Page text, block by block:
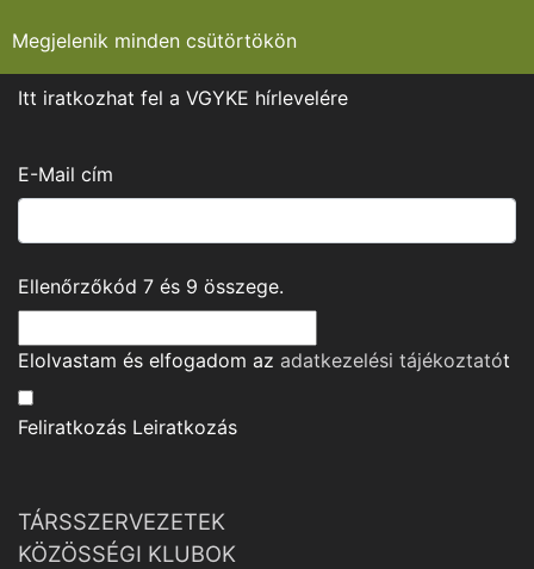
Megjelenik minden csütörtökön
Itt iratkozhat fel a VGYKE hírlevelére
E-Mail cím
Ellenőrzőkód 7 és 9 összege.
Elolvastam és elfogadom az adatkezelési tájékoztatót
Feliratkozás Leiratkozás
TÁRSSZERVEZETEK
KÖZÖSSÉGI KLUBOK